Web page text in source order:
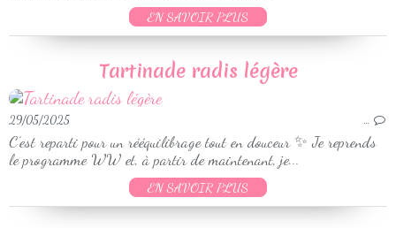
EN SAVOIR PLUS
Tartinade radis légère
29/05/2025 …
C’est reparti pour un rééquilibrage tout en douceur ✨ Je reprends
le programme WW et, à partir de maintenant, je...
EN SAVOIR PLUS